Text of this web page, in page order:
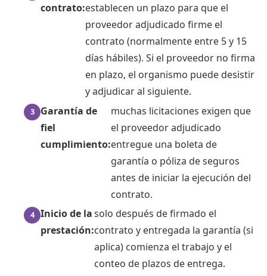
contrato:establecen un plazo para que el
proveedor adjudicado firme el
contrato (normalmente entre 5 y 15
días hábiles). Si el proveedor no firma
en plazo, el organismo puede desistir
y adjudicar al siguiente.
Garantía de
fiel
cumplimiento:
muchas licitaciones exigen que
el proveedor adjudicado
entregue una boleta de
garantía o póliza de seguros
antes de iniciar la ejecución del
contrato.
Inicio de la
prestación:
solo después de firmado el
contrato y entregada la garantía (si
aplica) comienza el trabajo y el
conteo de plazos de entrega.